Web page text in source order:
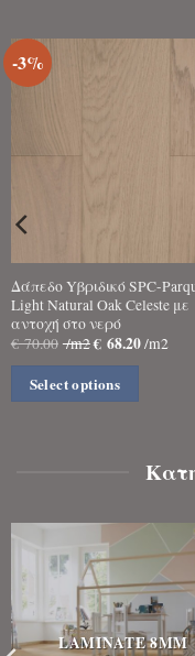
-3%
Δάπεδο Yβριδικό SPC-
Light Natural Oak Celeste με
αντοχή στο νερό
€70.00 /m2€68.20/m2
Select options
LAMINATE 8MM